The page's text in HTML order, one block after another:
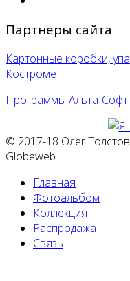
Партнеры сайта
Картонные коробки,
Костроме
Программы Альта-Софт
© 2017-18 Олег
Globeweb
Главная
Фотоальбом
Коллекция
Распродажа
Связь